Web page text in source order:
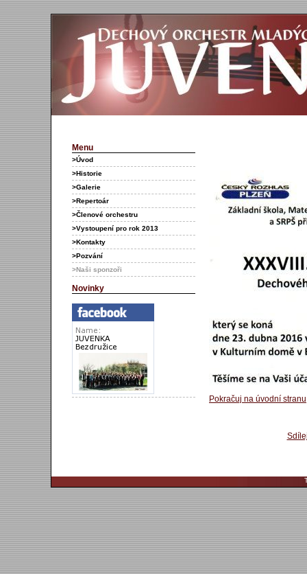
Menu
>Úvod
>Historie
>Galerie
>Repertoár
>Členové orchestru
>Vystoupení pro rok 2013
>Kontakty
>Pozvání
>Naši sponzoři
Novinky
Pokračuj na úvodní stranu